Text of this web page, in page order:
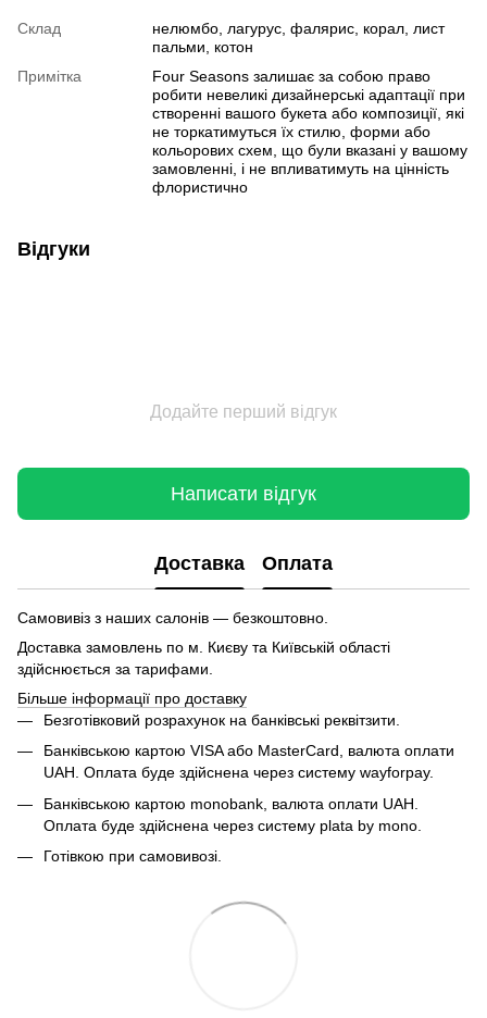
Склад
нелюмбо, лагурус, фалярис, корал, лист
пальми, котон
Примітка
Four Seasons залишає за собою право
робити невеликі дизайнерські адаптації при
створенні вашого букета або композиції, які
не торкатимуться їх стилю, форми або
кольорових схем, що були вказані у вашому
замовленні, і не впливатимуть на цінність
флористично
Відгуки
Додайте перший відгук
Написати відгук
Доставка Оплата
Самовивіз з наших салонів — безкоштовно.
Доставка замовлень по м. Києву та Київській області
здійснюється за тарифами.
Більше інформації про доставку
Безготівковий розрахунок на банківські реквітзити.
Банківською картою VISA або MasterCard, валюта оплати
UAH. Оплата буде здійснена через систему wayforpay.
Банківською картою monobank, валюта оплати UAH.
Оплата буде здійснена через систему plata by mono.
Готівкою при самовивозі.